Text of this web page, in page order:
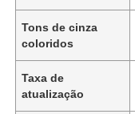
Tons de cinza
coloridos
Taxa de
atualização